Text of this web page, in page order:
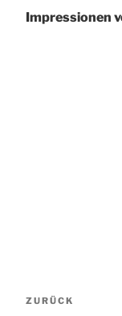
Impressionen
Vorheriger
ZURÜCK